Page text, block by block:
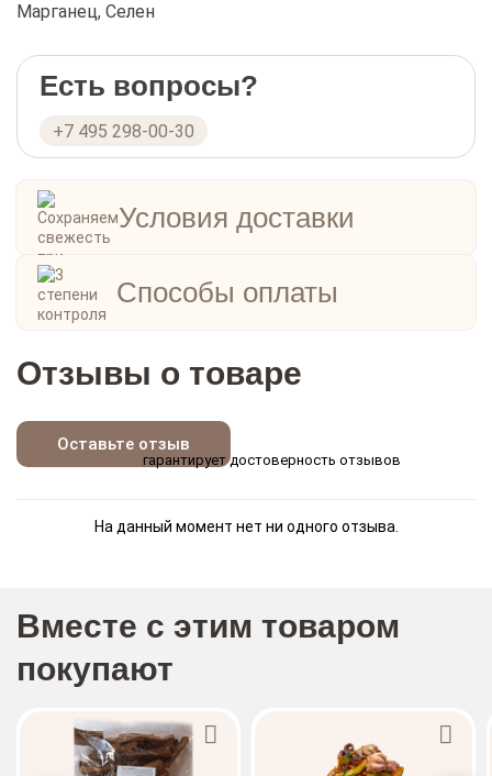
Марганец, Селен
Есть вопросы?
+7 495 298-00-30
Условия доставки
Способы оплаты
Отзывы о товаре
Оставьте отзыв
гарантирует достоверность отзывов
На данный момент нет ни одного отзыва.
Вместе с этим товаром
покупают